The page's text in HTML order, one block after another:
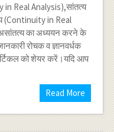
in Real Analysis),सांतत्य
(Continuity in Real
का अध्ययन करने के
रोचक व ज्ञानवर्धक
को शेयर करें।यदि आप
Read More